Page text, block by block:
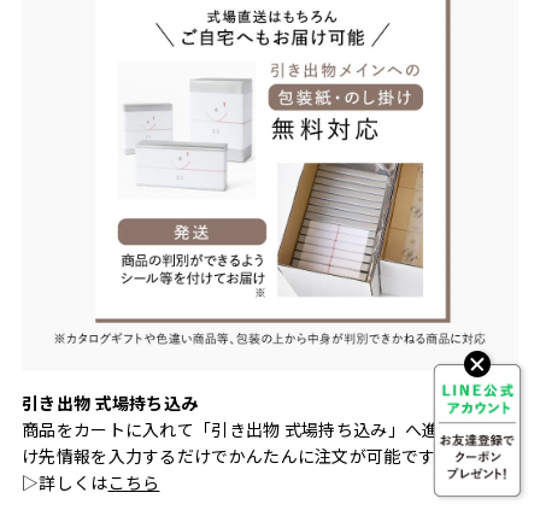
引き出物 式場持ち込み
商品をカートに入れて「引き出物 式場持ち込み」へ進み、お届
け先情報を入力するだけでかんたんに注文が可能です。
▷詳しくはこちら